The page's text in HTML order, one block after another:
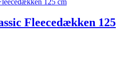
Fleecedækken 125